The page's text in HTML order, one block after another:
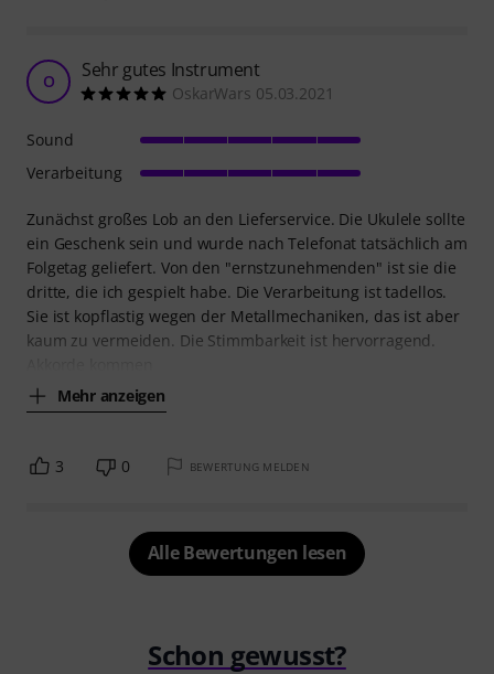
O Sehr gutes Instrument
OskarWars 05.03.2021
Zunächst großes Lob an den Lieferservice. Die Ukulele sollte
ein Geschenk sein und wurde nach Telefonat tatsächlich am
Folgetag geliefert. Von den "ernstzunehmenden" ist sie die
dritte, die ich gespielt habe. Die Verarbeitung ist tadellos.
Sie ist kopflastig wegen der Metallmechaniken, das ist aber
kaum zu vermeiden. Die Stimmbarkeit ist hervorragend.
Mehr anzeigen
Sound
Verarbeitung
3 0 BEWERTUNG MELDEN
Alle Bewertungen lesen
Schon gewusst?